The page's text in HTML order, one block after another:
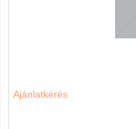
Ajánlatkérés